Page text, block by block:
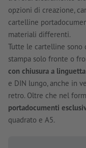
opzioni di creazione,
cartelline
materiali differenti.
Tutte le cartelline sono
stampa solo fronte o
con chiusura a linguetta
e DIN lungo, anche in
retro. Oltre che nel
portadocumenti
quadrato e A5.